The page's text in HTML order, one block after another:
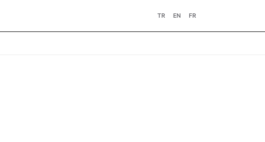
TR EN FR